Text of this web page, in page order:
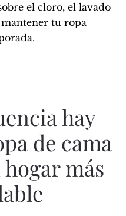
el cloro, el lavado
tu ropa
hay
de cama
más